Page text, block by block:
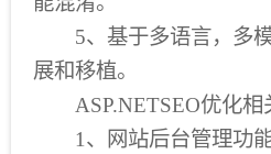
5、基于多语言，多模
展和移植。
ASP.NETSEO优化相
1、网站后台管理功能